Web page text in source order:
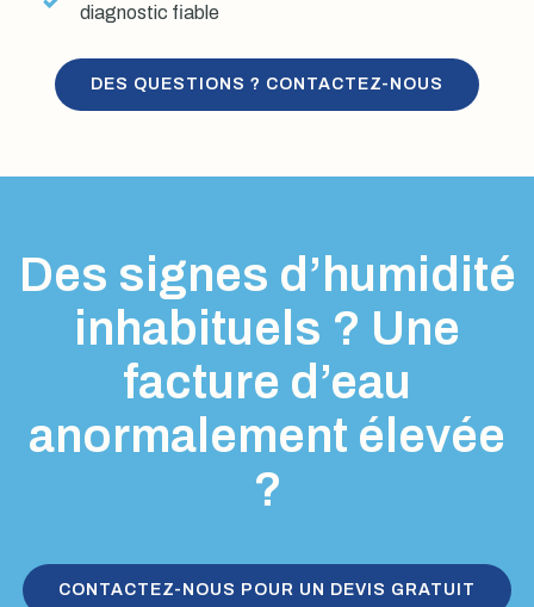
diagnostic fiable
DES QUESTIONS ? CONTACTEZ-NOUS
Des signes d’humidité
inhabituels ? Une
facture d’eau
anormalement élevée
?
CONTACTEZ-NOUS POUR UN DEVIS GRATUIT